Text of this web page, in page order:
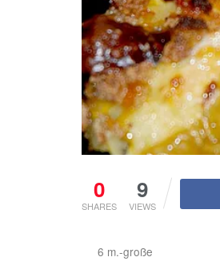
0
SHARES
9
VIEWS
6 m.-große